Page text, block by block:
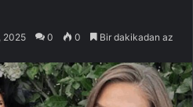
2025 0 0 Bir dakikadan az